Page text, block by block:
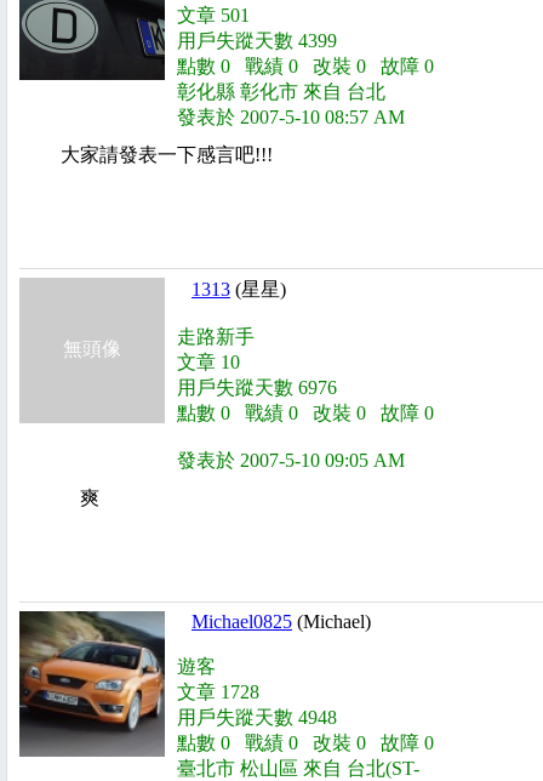
文章 501
用戶失蹤天數 4399
點數 0 戰績 0 改裝 0 故障 0
彰化縣 彰化市 來自 台北
發表於 2007-5-10 08:57 AM
大家請發表一下感言吧!!!
無頭像
1313 (星星)
走路新手
文章 10
用戶失蹤天數 6976
點數 0 戰績 0 改裝 0 故障 0
發表於 2007-5-10 09:05 AM
爽
Michael0825 (Michael)
遊客
文章 1728
用戶失蹤天數 4948
點數 0 戰績 0 改裝 0 故障 0
臺北市 松山區 來自 台北(ST-